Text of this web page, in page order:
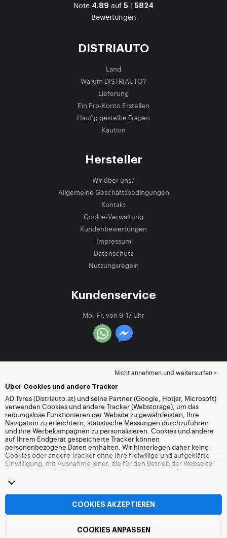
Note 4.89 auf 5 | 5824
Bewertungen
DISTRIAUTO
Land
Warum DISTRIAUTO?
Lieferung
Ein Pro-Konto Erstellen
Häufig gestellte Fragen
Kaution
Hersteller
Wir über uns?
Allgemeine Geschäftsbedingungen
Kontakt
Cookie-Verwaltung
Kundenbewertungen
Impressum
Datenschutz
Nutzungsregeln
Kundenservice
Mo.-Fr. von 9-17 Uhr
Nicht annehmen und weitersurfen >
Über Cookies und andere Tracker
AD Tyres (Distriauto.at) und seine Partner (Google, Hotjar, Microsoft)
verwenden Cookies und andere Tracker (Webstorage), um das
reibungslose Funktionieren der Website zu gewährleisten, Ihre
Navigation zu erleichtern, statistische Messungen durchzuführen
und ihre Werbekampagnen zu personalisieren. Cookies und andere
auf Ihrem Endgerät gespeicherte Tracker können
personenbezogene Daten enthalten. Wir hinterlegen daher keine
Cookies oder andere Tracker ohne Ihre freiwillige und aufgeklärte
Einwilligung, mit Ausnahme jener, die für den Betrieb der Webseite
unerlässlich sind. Wir speichern Ihre Auswahl für einen Zeitraum von
6 Monaten. Sie können Ihre Einwilligung jederzeit widerrufen, indem
Sie die Webseite
die Möglichkeit, Ihre Navigation fortzusetzen, ohne die Hinterlegung
von Cookies oder anderen Trackern zu akzeptieren. Die Ablehnung
hat keinen Einfluss auf Ihren Zugriff zu den angebotenen
Dienstleistungen Distriauto.at. Weitere Informationen finden Sie auf
Webseite Cookies und andere Tracker.
COOKIES AKZEPTIEREN
COOKIES ANPASSEN